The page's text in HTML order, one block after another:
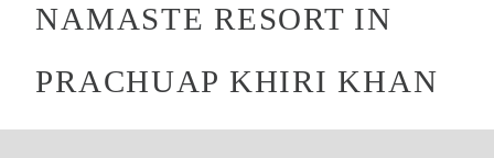
NAMASTE RESORT IN
PRACHUAP KHIRI KHAN